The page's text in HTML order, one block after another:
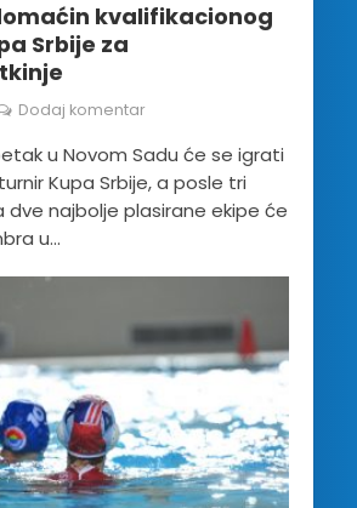
kvalifikacionog
Srbije za
Dodaj komentar
u Novom Sadu će se igrati
Kupa Srbije, a posle tri
dve najbolje plasirane ekipe će
u...